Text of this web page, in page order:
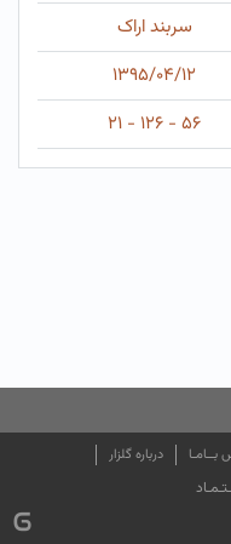
سربند اراک
۱۳۹۵/۰۴/۱۲
۵۶ - ۱۲۶ - ۲۱
بــامـا درباره گلزار